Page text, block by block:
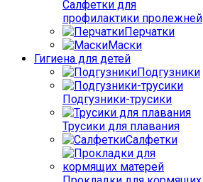
Салфетки для
профилактики пролежней
Перчатки
Маски
Гигиена для детей
Подгузники
Подгузники-трусики
Трусики для плавания
Салфетки